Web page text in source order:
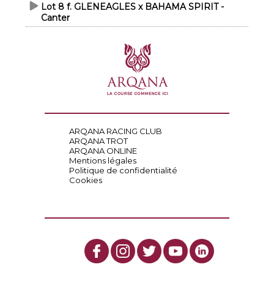
Lot 8 f. GLENEAGLES x BAHAMA SPIRIT -
Canter
ARQANA RACING CLUB
ARQANA TROT
ARQANA ONLINE
Mentions légales
Politique de confidentialité
Cookies